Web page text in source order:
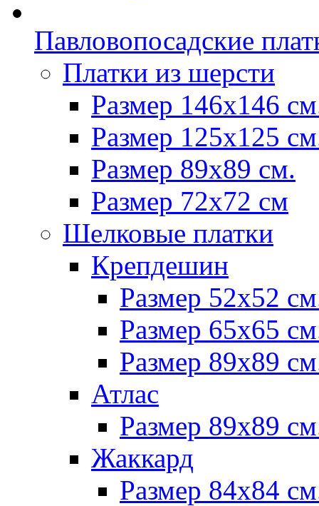
Павловопосадские
Платки из шерсти
Размер 146х146
Размер 125х125
Размер 89х89 см.
Размер 72x72 см
Шелковые платки
Крепдешин
Размер 52х52
Размер 65х65
Размер 89х89
Атлас
Размер 89х89
Жаккард
Размер 84х84